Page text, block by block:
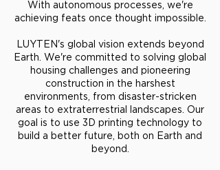
With autonomous processes, we're
achieving feats once thought impossible.
LUYTEN's global vision extends beyond
Earth. We're committed to solving global
housing challenges and pioneering
construction in the harshest
environments, from disaster-stricken
areas to extraterrestrial landscapes. Our
goal is to use 3D printing technology to
build a better future, both on Earth and
beyond.